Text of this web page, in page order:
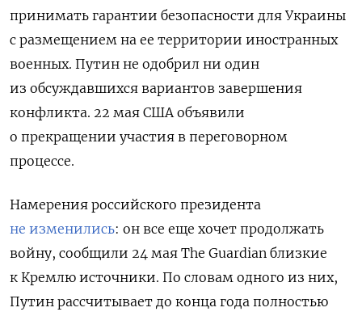
принимать гарантии безопасности для Украины
с размещением на ее территории иностранных
военных. Путин не одобрил ни один
из обсуждавшихся вариантов завершения
конфликта. 22 мая США объявили
о прекращении участия в переговорном
процессе.
Намерения российского президента
не изменились: он все еще хочет продолжать
войну, сообщили 24 мая The Guardian близкие
к Кремлю источники. По словам одного из них,
Путин рассчитывает до конца года полностью